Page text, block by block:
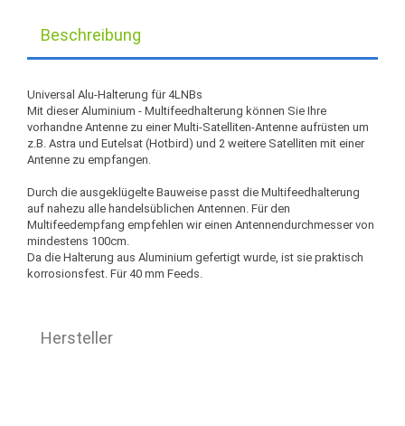
Beschreibung
Universal Alu-Halterung für 4LNBs
Mit dieser Aluminium - Multifeedhalterung können Sie Ihre
vorhandne Antenne zu einer Multi-Satelliten-Antenne aufrüsten um
z.B. Astra und Eutelsat (Hotbird) und 2 weitere Satelliten mit einer
Antenne zu empfangen.
Durch die ausgeklügelte Bauweise passt die Multifeedhalterung
auf nahezu alle handelsüblichen Antennen. Für den
Multifeedempfang empfehlen wir einen Antennendurchmesser von
mindestens 100cm.
Da die Halterung aus Aluminium gefertigt wurde, ist sie praktisch
korrosionsfest. Für 40 mm Feeds.
Hersteller